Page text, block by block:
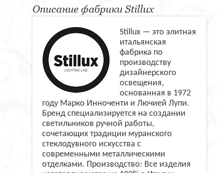
Описание фабрики Stillux
Stillux — это элитная
итальянская
фабрика по
производству
дизайнерского
освещения,
основанная в 1972
году Марко Инноченти и Лючией Лупи.
Бренд специализируется на создании
светильников ручной работы,
сочетающих традиции муранского
стеклодувного искусства с
современными металлическими
отделками. Производство: Все изделия